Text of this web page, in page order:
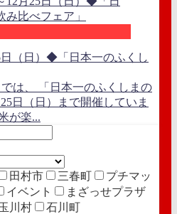
日（日）◆「日本一のふくし
は、 「日本一のふくしまの
日（日）まで開催していま
が楽...
田村市 三春町
プチマッ
イベント
まざっせプラザ
川村 石川町